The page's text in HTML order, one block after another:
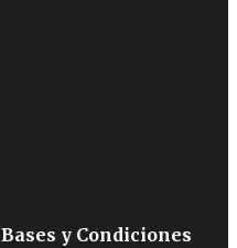
Bases y Condiciones